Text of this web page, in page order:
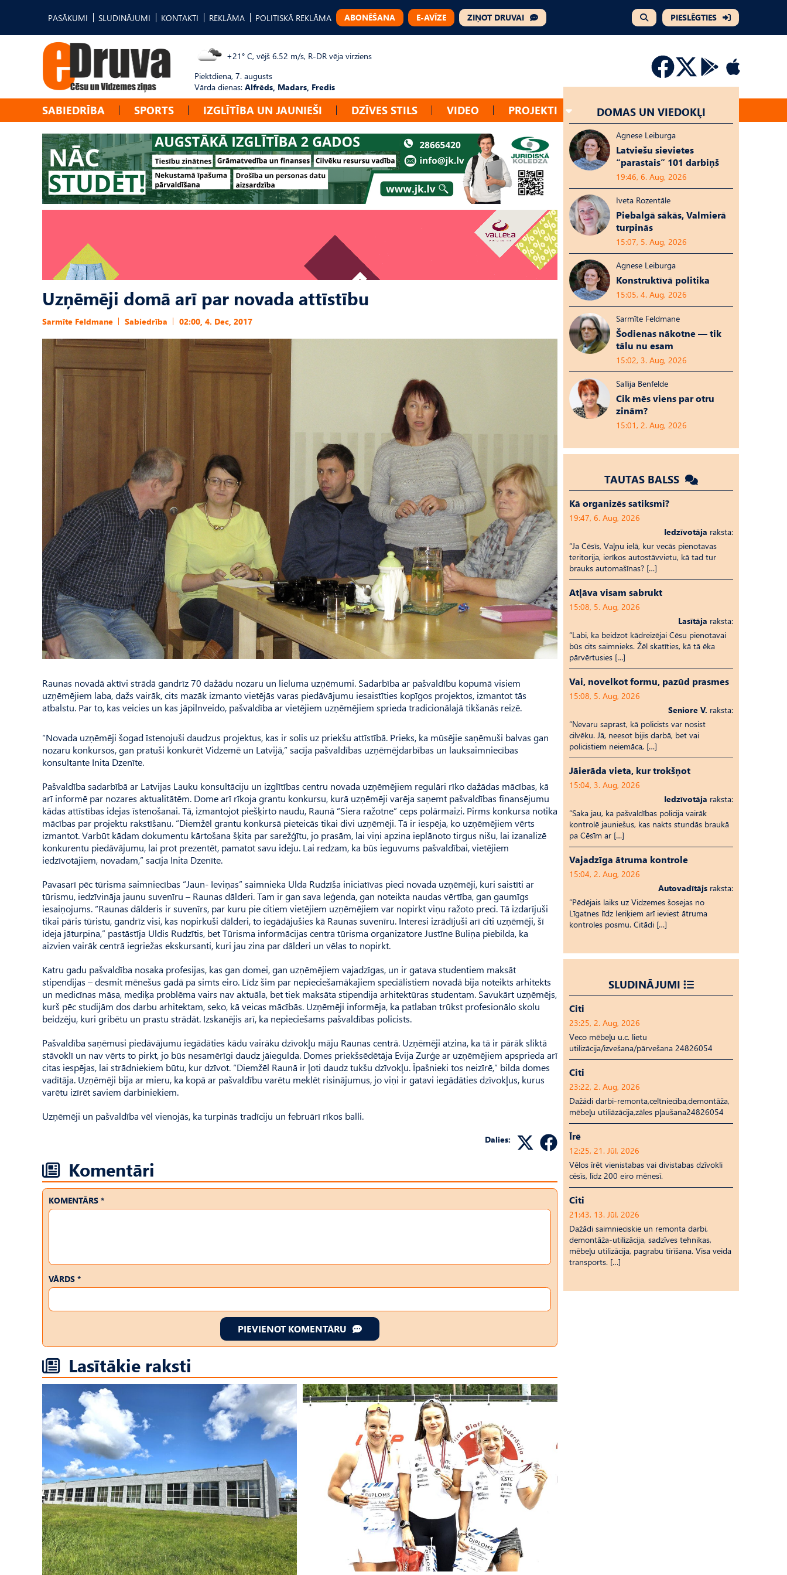
PASĀKUMI SLUDINĀJUMI KONTAKTI REKLĀMA POLITISKĀ REKLĀMA ABONĒŠANA E-AVĪZE ZIŅOT DRUVAI PIESLĒGTIES
+21° C, vējš 6.52 m/s, R-DR vēja virziens
Piektdiena, 7. augusts
Vārda dienas: Alfrēds, Madars, Fredis
SABIEDRĪBA SPORTS IZGLĪTĪBA UN JAUNIEŠI DZĪVES STILS VIDEO PROJEKTI
Uzņēmēji domā arī par novada attīstību
Sarmīte Feldmane Sabiedrība 02:00, 4. Dec, 2017
Raunas novadā aktīvi strādā gandrīz 70 dažādu nozaru un lieluma uzņēmumi. Sadarbība ar pašvaldību kopumā visiem
uzņēmējiem laba, dažs vairāk, cits mazāk izmanto vietējās varas piedāvājumu iesaistīties kopīgos projektos, izmantot tās
atbalstu. Par to, kas veicies un kas jāpilnveido, pašvaldība ar vietējiem uzņēmējiem sprieda tradicionālajā tikšanās reizē.
“Novada uzņēmēji šogad īstenojuši daudzus projektus, kas ir solis uz priekšu attīstībā. Prieks, ka mūsējie saņēmuši balvas gan
nozaru konkursos, gan pratuši konkurēt Vidzemē un Latvijā,” sacīja pašvaldības uzņēmējdarbības un lauksaimniecības
konsultante Inita Dzenīte.
Pašvaldība sadarbībā ar Latvijas Lauku konsultāciju un izglītības centru novada uzņēmējiem regulāri rīko dažādas mācības, kā
arī informē par nozares aktualitātēm. Dome arī rīkoja grantu konkursu, kurā uzņēmēji varēja saņemt paš­valdības finansējumu
kādas attīstības idejas īstenošanai. Tā, izmantojot piešķirto naudu, Raunā “Siera ražotne” ceps polārmaizi. Pirms konkursa notika
mācības par projektu rakstīšanu. “Diemžēl grantu konkursā pieteicās tikai divi uzņēmēji. Tā ir iespēja, ko uzņēmējiem vērts
izmantot. Var­būt kādam dokumentu kārtošana šķita par sarežģītu, jo prasām, lai viņi apzina ieplānoto tirgus nišu, lai izanalizē
konkurentu piedāvājumu, lai prot prezentēt, pamatot savu ideju. Lai redzam, ka būs ieguvums pašvaldībai, vietējiem
iedzīvotājiem, novadam,” sacīja Inita Dzenīte.
Pavasarī pēc tūrisma saimniecības “Jaun- Ieviņas” saimnieka Ulda Rudzīša iniciatīvas pieci novada uzņēmēji, kuri saistīti ar
tūrismu, iedzīvināja jaunu suvenīru – Raunas dālderi. Tam ir gan sava leģenda, gan noteikta naudas vērtība, gan gaumīgs
iesaiņojums. “Raunas dālderis ir suvenīrs, par kuru pie citiem vietējiem uzņēmējiem var nopirkt viņu ražoto preci. Tā izdarījuši
tikai pāris tūristu, gandrīz visi, kas nopirkuši dālderi, to iegādājušies kā Raunas suvenīru. Interesi izrādījuši arī citi uzņēmēji, šī
ideja jāturpina,” pastāstīja Uldis Rudzītis, bet Tūrisma informācijas centra tūrisma organizatore Justīne Buliņa piebilda, ka
aizvien vairāk centrā iegriežas ekskursanti, kuri jau zina par dālderi un vēlas to nopirkt.
Katru gadu pašvaldība nosaka profesijas, kas gan domei, gan uzņēmējiem vajadzīgas, un ir gatava studentiem maksāt
stipendijas – desmit mēnešus gadā pa simts eiro. Līdz šim par nepieciešamākajiem speciālistiem novadā bija noteikts arhitekts
un medicīnas māsa, mediķa problēma vairs nav aktuāla, bet tiek maksāta stipendija arhitektūras studentam. Sa­vu­kārt uzņēmējs,
kurš pēc studijām dos darbu arhitektam, seko, kā veicas mācībās. Uzņēmēji informēja, ka patlaban trūkst profesionālo skolu
beidzēju, kuri gribētu un prastu strādāt. Izskanējis arī, ka nepieciešams pašvaldības policists.
Pašvaldība saņēmusi piedāvājumu iegādāties kādu vairāku dzīvokļu māju Raunas centrā. Uz­ņēmēji atzina, ka tā ir pārāk sliktā
stāvoklī un nav vērts to pirkt, jo būs nesamērīgi daudz jāiegulda. Domes priekšsēdētāja Evija Zur­ģe ar uzņēmējiem apsprieda arī
citas iespējas, lai strādniekiem būtu, kur dzīvot. “Diemžēl Raunā ir ļoti daudz tukšu dzīvokļu. Īpašnieki tos neizīrē,” bilda domes
vadītāja. Uzņēmēji bija ar mieru, ka kopā ar pašvaldību varētu meklēt risinājumus, jo viņi ir gatavi iegādāties dzīvokļus, kurus
varētu izīrēt saviem darbiniekiem.
Uzņēmēji un pašvaldība vēl vienojās, ka turpinās tradīciju un februārī rīkos balli.
Dalies:
Komentāri
KOMENTĀRS *
VĀRDS *
PIEVIENOT KOMENTĀRU
Lasītākie raksti
DOMAS UN VIEDOKĻI
Agnese Leiburga
Latviešu sievietes
“parastais” 101 darbiņš
19:46, 6. Aug, 2026
Iveta Rozentāle
Piebalgā sākās, Valmierā
turpinās
15:07, 5. Aug, 2026
Agnese Leiburga
Konstruktīvā politika
15:05, 4. Aug, 2026
Sarmīte Feldmane
Šodienas nākotne — tik
tālu nu esam
15:02, 3. Aug, 2026
Sallija Benfelde
Cik mēs viens par otru
zinām?
15:01, 2. Aug, 2026
TAUTAS BALSS
Kā organizēs satiksmi?
19:47, 6. Aug, 2026
Iedzīvotāja raksta:
“Ja Cēsīs, Vaļņu ielā, kur vecās pienotavas
teritorija, ierīkos autostāvvietu, kā tad tur
brauks automašīnas? […]
Atļāva visam sabrukt
15:08, 5. Aug, 2026
Lasītāja raksta:
“Labi, ka beidzot kādreizējai Cēsu pienotavai
būs cits saimnieks. Žēl skatīties, kā tā ēka
pārvērtusies […]
Vai, novelkot formu, pazūd prasmes
15:08, 5. Aug, 2026
Seniore V. raksta:
“Nevaru saprast, kā policists var nosist
cilvēku. Jā, neesot bijis darbā, bet vai
policistiem neiemāca, […]
Jāierāda vieta, kur trokšņot
15:04, 3. Aug, 2026
Iedzīvotāja raksta:
“Saka jau, ka pašvaldības policija vairāk
kontrolē jauniešus, kas nakts stundās braukā
pa Cēsīm ar […]
Vajadzīga ātruma kontrole
15:04, 2. Aug, 2026
Autovadītājs raksta:
“Pēdējais laiks uz Vid­ze­mes šosejas no
Līgatnes līdz Ieriķiem arī ieviest ātruma
kontroles posmu. Citādi […]
SLUDINĀJUMI
Citi
23:25, 2. Aug, 2026
Veco mēbeļu u.c. lietu
utilizācija/izvešana/pārvešana 24826054
Citi
23:22, 2. Aug, 2026
Dažādi darbi-remonta,celtniecība,demontāža,
mēbeļu utiliāzācija,zāles pļaušana24826054
Īrē
12:25, 21. Jūl, 2026
Vēlos īrēt vienistabas vai divistabas dzīvokli
cēsīs, līdz 200 eiro mēnesī.
Citi
21:43, 13. Jūl, 2026
Dažādi saimnieciskie un remonta darbi,
demontāža-utilizācija, sadzīves tehnikas,
mēbeļu utilizācija, pagrabu tīrīšana. Visa veida
transports. […]